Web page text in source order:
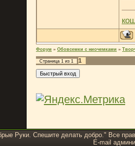
Форум » Обовсемки с ниочемками »
Страница 1 из 1 1
Руки. Спешите делать добро." Все
E-mail